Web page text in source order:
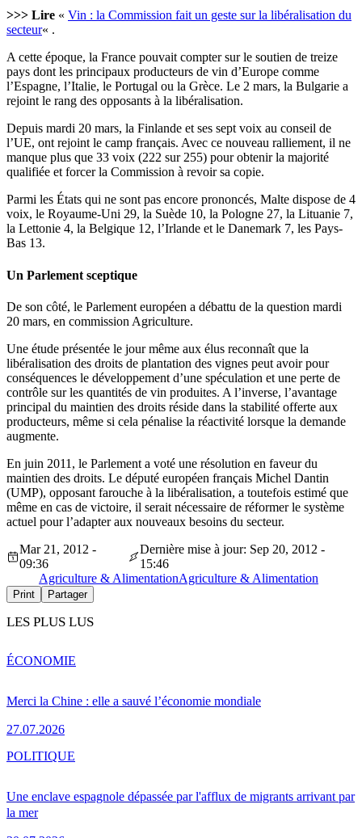
>>> Lire « Vin : la Commission fait un geste sur la libéralisation du
secteur« .
A cette époque, la France pouvait compter sur le soutien de treize
pays dont les principaux producteurs de vin d’Europe comme
l’Espagne, l’Italie, le Portugal ou la Grèce. Le 2 mars, la Bulgarie a
rejoint le rang des opposants à la libéralisation.
Depuis mardi 20 mars, la Finlande et ses sept voix au conseil de
l’UE, ont rejoint le camp français. Avec ce nouveau ralliement, il ne
manque plus que 33 voix (222 sur 255) pour obtenir la majorité
qualifiée et forcer la Commission à revoir sa copie.
Parmi les États qui ne sont pas encore prononcés, Malte dispose de 4
voix, le Royaume-Uni 29, la Suède 10, la Pologne 27, la Lituanie 7,
la Lettonie 4, la Belgique 12, l’Irlande et le Danemark 7, les Pays-
Bas 13.
Un Parlement sceptique
De son côté, le Parlement européen a débattu de la question mardi
20 mars, en commission Agriculture.
Une étude présentée le jour même aux élus reconnaît que la
libéralisation des droits de plantation des vignes peut avoir pour
conséquences le développement d’une spéculation et une perte de
contrôle sur les quantités de vin produites. A l’inverse, l’avantage
principal du maintien des droits réside dans la stabilité offerte aux
producteurs, même si cela pénalise la réactivité lorsque la demande
augmente.
En juin 2011, le Parlement a voté une résolution en faveur du
maintien des droits. Le député européen français Michel Dantin
(UMP), opposant farouche à la libéralisation, a toutefois estimé que
même en cas de victoire, il serait nécessaire de réformer le système
actuel pour l’adapter aux nouveaux besoins du secteur.
Mar 21, 2012 -
09:36
Dernière mise à jour: Sep 20, 2012 -
15:46
Agriculture & AlimentationAgriculture & Alimentation
Print Partager
LES PLUS LUS
Merci la Chine : elle a sauvé l’économie mondiale
27.07.2026
ÉCONOMIE
Une enclave espagnole dépassée par l'afflux de migrants arrivant par
la mer
POLITIQUE